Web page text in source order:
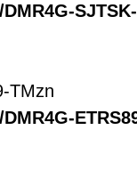
TMzn